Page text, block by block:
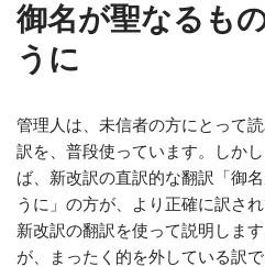
御名が聖なるも
うに
管理人は、未信者の方にとって
訳を、普段使っています。しか
ば、新改訳の直訳的な翻訳「御
うに」の方が、より正確に訳さ
新改訳の翻訳を使って説明しま
が、まったく的を外している訳